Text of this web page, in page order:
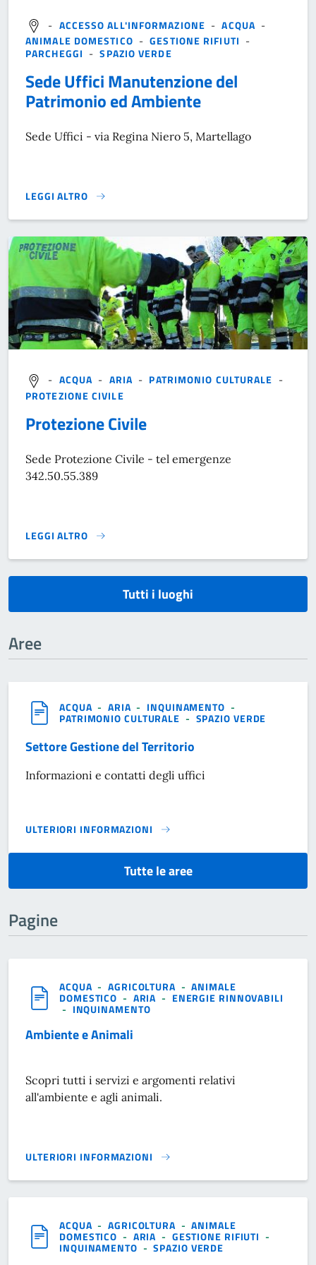
- ACCESSO ALL'INFORMAZIONE -ACQUA -
ANIMALE DOMESTICO -GESTIONE RIFIUTI -
PARCHEGGI -SPAZIO VERDE
Sede Uffici Manutenzione del
Patrimonio ed Ambiente
Sede Uffici - via Regina Niero 5, Martellago
LEGGI ALTRO
}
- ACQUA - ARIA - PATRIMONIO CULTURALE -
PROTEZIONE CIVILE
Protezione Civile
Sede Protezione Civile - tel emergenze
342.50.55.389
LEGGI ALTRO
}
Tutti i luoghi
Aree
ACQUA -ARIA - INQUINAMENTO -
PATRIMONIO CULTURALE - SPAZIO VERDE
Settore Gestione del Territorio
Informazioni e contatti degli uffici
ULTERIORI INFORMAZIONI
SETTORE GESTIONE DEL TERRITORIO}
Tutte le aree
Pagine
ACQUA -AGRICOLTURA -ANIMALE
DOMESTICO - ARIA - ENERGIE RINNOVABILI
- INQUINAMENTO
Ambiente e Animali
Scopri tutti i servizi e argomenti relativi
all'ambiente e agli animali.
ULTERIORI INFORMAZIONI
AMBIENTE E ANIMALI}
ACQUA -AGRICOLTURA -ANIMALE
DOMESTICO - ARIA - GESTIONE RIFIUTI -
INQUINAMENTO -SPAZIO VERDE